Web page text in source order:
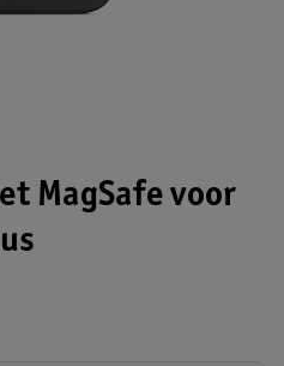
MagSafe voor